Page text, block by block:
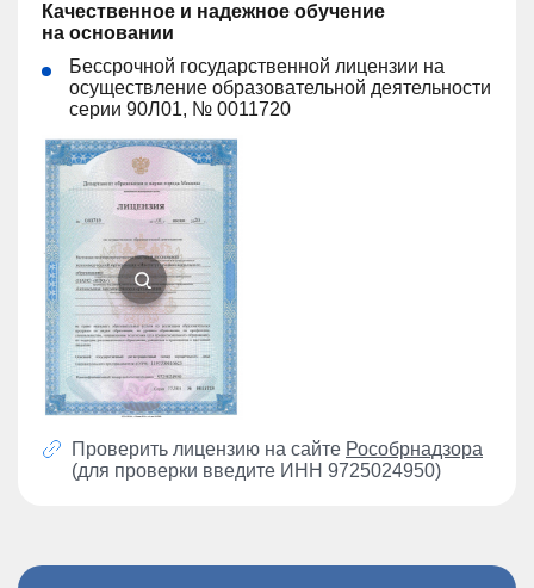
Качественное и надежное обучение
на основании
Бессрочной государственной лицензии на
осуществление образовательной деятельности
серии 90Л01, № 0011720
Проверить лицензию на сайте Рособрнадзора
(для проверки введите ИНН 9725024950)